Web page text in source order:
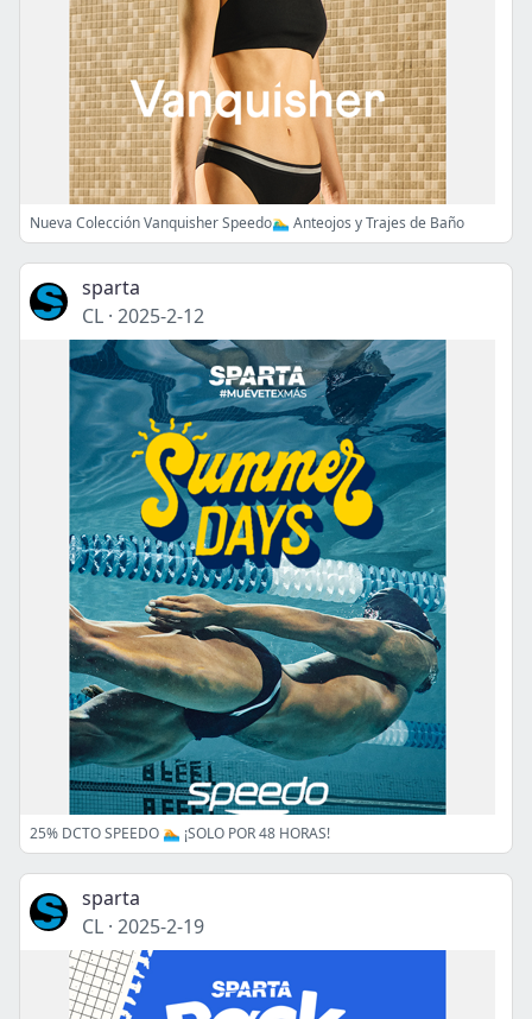
Nueva Colección Vanquisher Speedo🏊‍♂️ Anteojos y Trajes de Baño
sparta
CL · 2025-2-12
25% DCTO SPEEDO 🏊 ¡SOLO POR 48 HORAS!
sparta
CL · 2025-2-19